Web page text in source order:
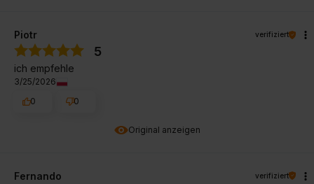
Original anzeigen
Piotr verifiziert
5
ich empfehle
3/25/2026
0
0
Fernando verifiziert